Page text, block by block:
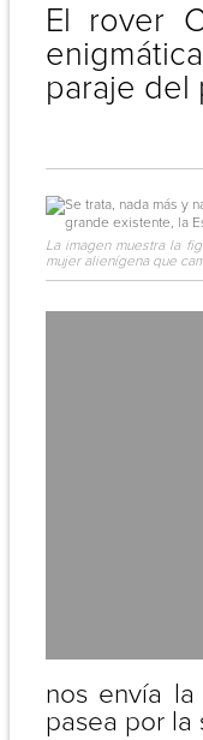
El rover
paraje del
La imagen muestra la
mujer alienígena que
nos envía
pasea por la